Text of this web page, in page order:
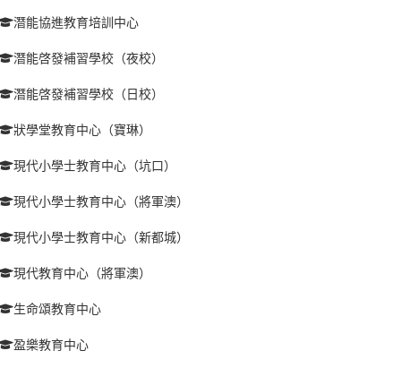
潛能協進教育培訓中心
潛能啓發補習學校（夜校）
潛能啓發補習學校（日校）
狀學堂教育中心（寶琳）
現代小學士教育中心（坑口）
現代小學士教育中心（將軍澳）
現代小學士教育中心（新都城）
現代教育中心（將軍澳）
生命頌教育中心
盈樂教育中心